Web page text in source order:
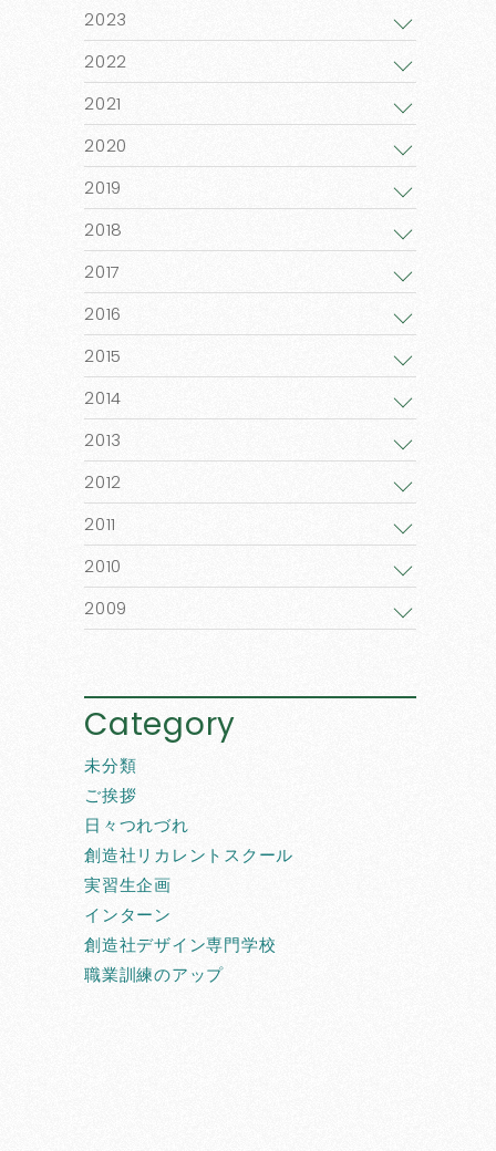
2023
2022
2021
2020
2019
2018
2017
2016
2015
2014
2013
2012
2011
2010
2009
Category
未分類
ご挨拶
日々つれづれ
創造社リカレントスクール
実習生企画
インターン
創造社デザイン専門学校
職業訓練のアップ